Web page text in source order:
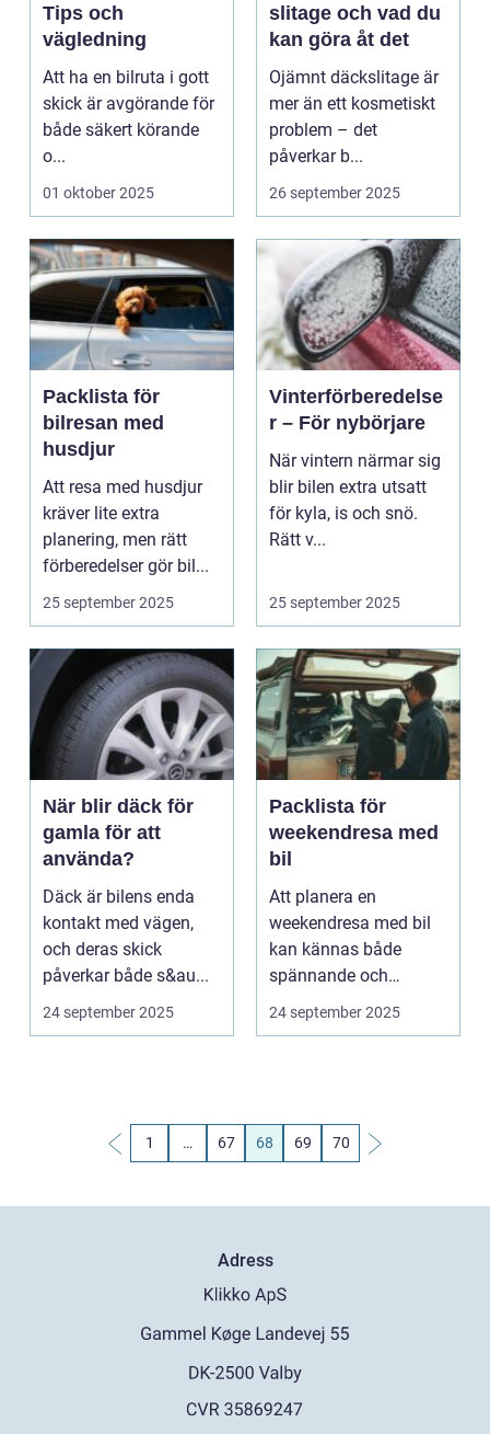
Tips och
vägledning
Att ha en bilruta i gott
skick är avgörande för
både säkert körande
o...
01 oktober 2025
slitage och vad du
kan göra åt det
Ojämnt däckslitage är
mer än ett kosmetiskt
problem – det
påverkar b...
26 september 2025
Packlista för
bilresan med
husdjur
Att resa med husdjur
kräver lite extra
planering, men rätt
förberedelser gör bil...
25 september 2025
Vinterförberedelse
r – För nybörjare
När vintern närmar sig
blir bilen extra utsatt
för kyla, is och snö.
Rätt v...
25 september 2025
När blir däck för
gamla för att
använda?
Däck är bilens enda
kontakt med vägen,
och deras skick
påverkar både s&au...
24 september 2025
Packlista för
weekendresa med
bil
Att planera en
weekendresa med bil
kan kännas både
spännande och
stressigt. Oavsett ...
24 september 2025
1 … 67 68 69 70
Adress